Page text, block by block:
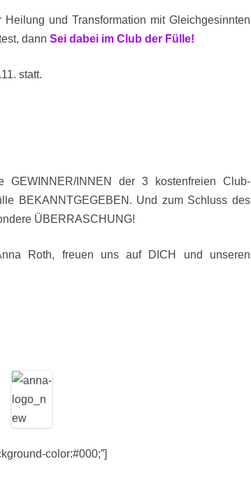
und Transformation mit Gleichgesinnten
dann Sei dabei im Club der Fülle!
statt.
INNEN der 3 kostenfreien Club-
BEKANNTGEGEBEN. Und zum Schluss des
ÜBERRASCHUNG!
Roth, freuen uns auf DICH und unseren
color:#000;”]